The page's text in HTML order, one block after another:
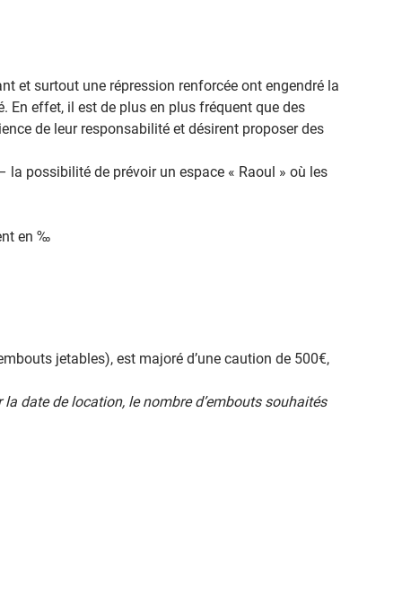
et surtout une répression renforcée ont engendré la
effet, il est de plus en plus fréquent que des
de leur responsabilité et désirent proposer des
la possibilité de prévoir un espace « Raoul » où les
en ‰
jetables), est majoré d’une caution de 500€,
date de location, le nombre d’embouts souhaités